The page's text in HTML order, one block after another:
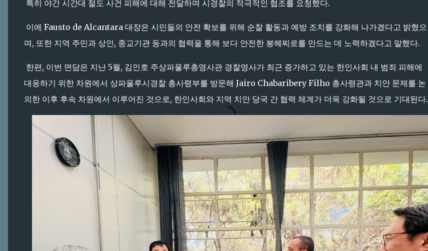
특히 야간 시간대 절도 사건 피해에 대해 전달하며 시경찰의 적극적인 협조를 요청했다.
이에 Fausto de Alcantara 대장은 시민들의 안전 확보를 위해 순찰 활동과 예방 조치를 강화해 나가겠다고 밝혔으
며, 또한 지역 주민과 상인, 종교기관 등과의 협력을 통해 보다 안전한 봉헤찌로를 만드는 데 노력하겠다고 말했다.
한편, 이번 면담은 지난 5월, 김인호 주상파울루총영사관 경찰영사가 최근 증가하고 있는 한인사회 내 범죄 피해에
대응하기 위한 차원에서 상파울루시경찰 총사령부를 방문해 Jairo Chabaribery Filho 총사령관과 치안 문제를 논
의한 이후 후속 차원에서 이루어진 것으로, 한인사회와 지역 치안 당국 간 협력 체계가 더욱 강화될 것으로 기대된다.